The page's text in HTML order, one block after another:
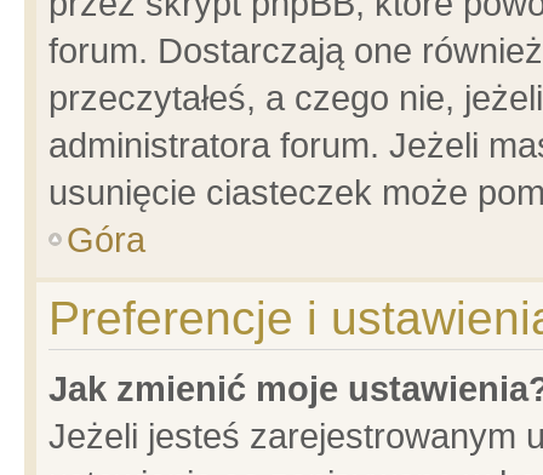
forum. Dostarczają one
przeczytałeś, a czego nie,
administratora forum. Jeżeli
usunięcie ciasteczek może
Góra
Preferencje i
Jak zmienić moje
Jeżeli jesteś zarejestrowanym